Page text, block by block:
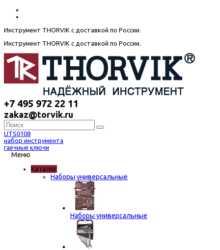
Инструмент THORVIK с доставкой по России.
Инструмент THORVIK с доставкой по России.
+7 495 972 22 11
zakaz@torvik.ru
UTS0108
набор инструмента
гаечные ключи
Меню
Каталог
Наборы универсальные
Наборы универсальные